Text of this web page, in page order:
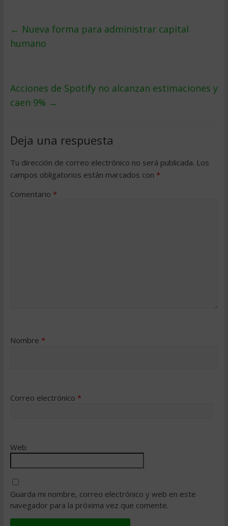
← Nueva forma para administrar capital
humano
Acciones de Spotify no alcanzan estimaciones y
caen 9% →
Deja una respuesta
Tu dirección de correo electrónico no será publicada. Los
campos obligatorios están marcados con *
Comentario *
Nombre *
Correo electrónico *
Web
Guarda mi nombre, correo electrónico y web en este
navegador para la próxima vez que comente.